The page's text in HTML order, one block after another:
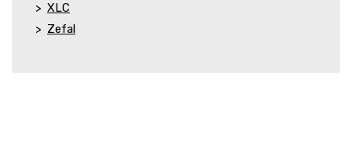
XLC
Zefal